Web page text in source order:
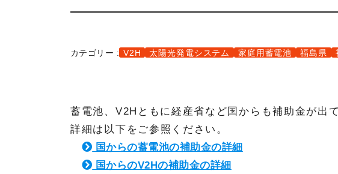
カテゴリー : V2H 太陽光発電システム 家庭用蓄電池 福島県
蓄電池、V2Hともに経産省など国からも補助金が出
詳細は以下をご参照ください。
国からの蓄電池の補助金の詳細
国からのV2Hの補助金の詳細